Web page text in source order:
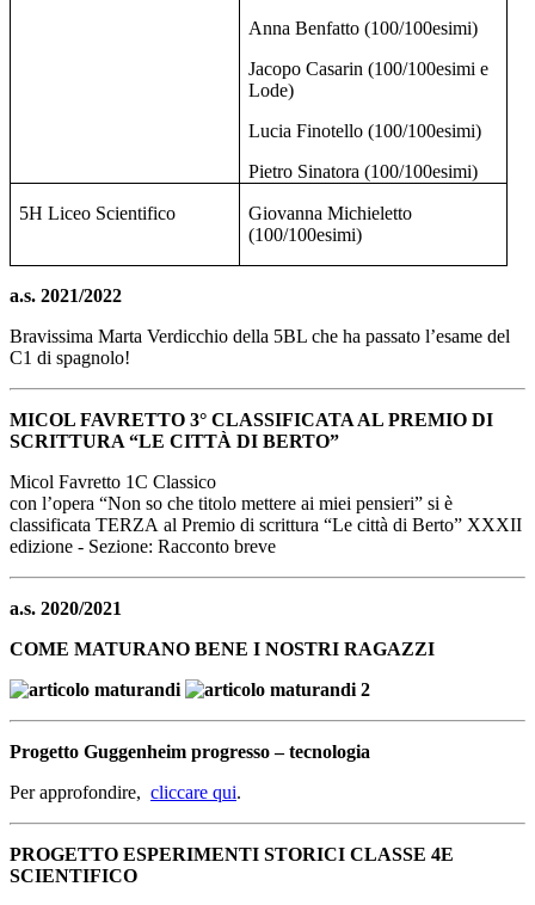
Anna Benfatto (100/100esimi)
Jacopo Casarin (100/100esimi e
Lode)
Lucia Finotello (100/100esimi)
Pietro Sinatora (100/100esimi)
5H Liceo Scientifico
Giovanna Michieletto
(100/100esimi)
a.s. 2021/2022
Bravissima Marta Verdicchio della 5BL che ha passato l’esame del
C1 di spagnolo!
MICOL FAVRETTO 3° CLASSIFICATA AL PREMIO DI
SCRITTURA “LE CITTÀ DI BERTO”
Micol Favretto 1C Classico
con l’opera “Non so che titolo mettere ai miei pensieri” si è
classificata TERZA al Premio di scrittura “Le città di Berto” XXXII
edizione - Sezione: Racconto breve
a.s. 2020/2021
COME MATURANO BENE I NOSTRI RAGAZZI
Progetto Guggenheim progresso – tecnologia
Per approfondire, cliccare qui.
PROGETTO ESPERIMENTI STORICI CLASSE 4E
SCIENTIFICO